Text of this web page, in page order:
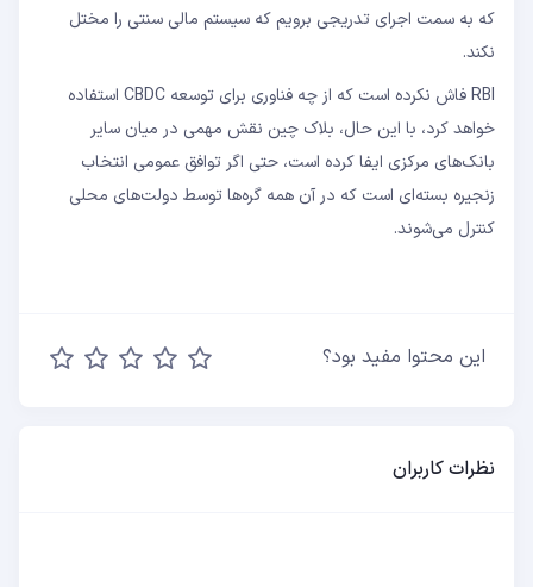
که به سمت اجرای تدریجی برویم که سیستم مالی سنتی را مختل
نکند.
RBI فاش نکرده است که از چه فناوری برای توسعه CBDC استفاده
خواهد کرد، با این حال، بلاک چین نقش مهمی در میان سایر
بانک‌های مرکزی ایفا کرده است، حتی اگر توافق عمومی انتخاب
زنجیره بسته‌ای است که در آن همه گره‌ها توسط دولت‌های محلی
کنترل می‌شوند.
این محتوا مفید بود؟
نظرات کاربران